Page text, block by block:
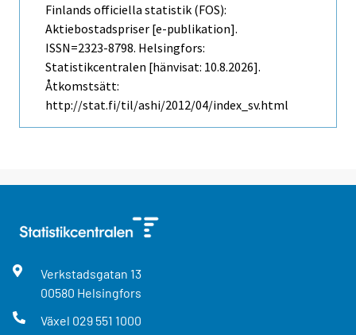
Finlands officiella statistik (FOS):
Aktiebostadspriser [e-publikation].
ISSN=2323-8798. Helsingfors:
Statistikcentralen [hänvisat: 10.8.2026].
Åtkomstsätt:
http://stat.fi/til/ashi/2012/04/index_sv.html
Verkstadsgatan 13
00580 Helsingfors
Växel 029 551 1000